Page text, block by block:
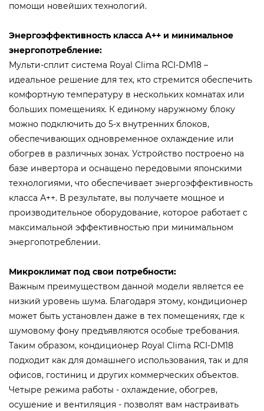
помощи новейших технологий.
Энергоэффективность класса А++ и минимальное
энергопотребление:
Мульти-сплит система Royal Clima RCI-DM18 –
идеальное решение для тех, кто стремится обеспечить
комфортную температуру в нескольких комнатах или
больших помещениях. К единому наружному блоку
можно подключить до 5-х внутренних блоков,
обеспечивающих одновременное охлаждение или
обогрев в различных зонах. Устройство построено на
базе инвертора и оснащено передовыми японскими
технологиями, что обеспечивает энергоэффективность
класса А++. В результате, вы получаете мощное и
производительное оборудование, которое работает с
максимальной эффективностью при минимальном
энергопотреблении.
Микроклимат под свои потребности:
Важным преимуществом данной модели является ее
низкий уровень шума. Благодаря этому, кондиционер
может быть установлен даже в тех помещениях, где к
шумовому фону предъявляются особые требования.
Таким образом, кондиционер Royal Clima RCI-DM18
подходит как для домашнего использования, так и для
офисов, гостиниц и других коммерческих объектов.
Четыре режима работы - охлаждение, обогрев,
осушение и вентиляция - позволят вам настраивать